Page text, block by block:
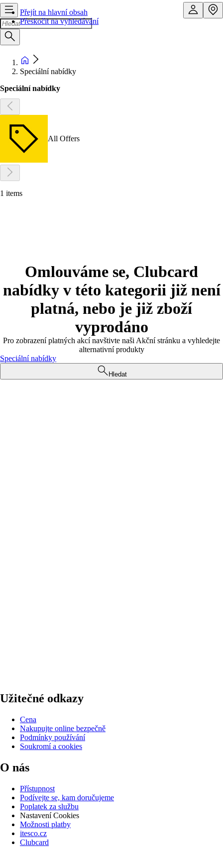
Přejít na hlavní obsah
Přeskočit na vyhledávání
Speciální nabídky
Speciální nabídky
All Offers
1 items
Omlouváme se, Clubcard
nabídky v této kategorii již není
platná, nebo je již zboží
vyprodáno
Pro zobrazení platných akcí navštivte naši Akční stránku a vyhledejte
alternativní produkty
Speciální nabídky
Hledat
Užitečné odkazy
Cena
Nakupujte online bezpečně
Podmínky používání
Soukromí a cookies
O nás
Přístupnost
Podívejte se, kam doručujeme
Poplatek za službu
Nastavení Cookies
Možnosti platby
itesco.cz
Clubcard